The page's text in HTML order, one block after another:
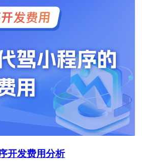
开发费用分析